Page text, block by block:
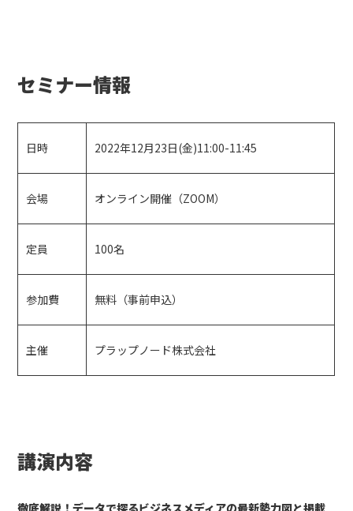
セミナー情報
日時 2022年12月23日(金)11:00-11:45
会場 オンライン開催（ZOOM）
定員 100名
参加費 無料（事前申込）
主催 プラップノード株式会社
講演内容
徹底解説！データで探るビジネスメディアの最新勢力図と掲載